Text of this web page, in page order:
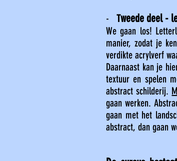
- Tweede deel -
We gaan los!
manier, zodat je
verdikte acrylverf
Daarnaast kan je
textuur en spelen
abstract schilderij.
gaan werken.
gaan met het
abstract, dan gaan